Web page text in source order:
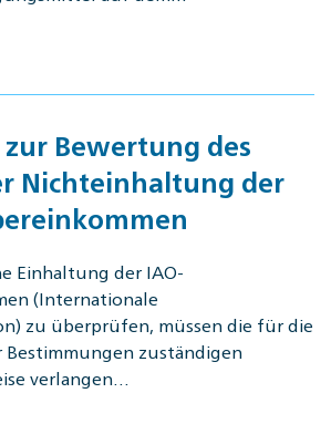
Bewertung des
Nichteinhaltung der
Einhaltung der IAO-
(Internationale
zu überprüfen, müssen die für die
Bestimmungen zuständigen
verlangen…